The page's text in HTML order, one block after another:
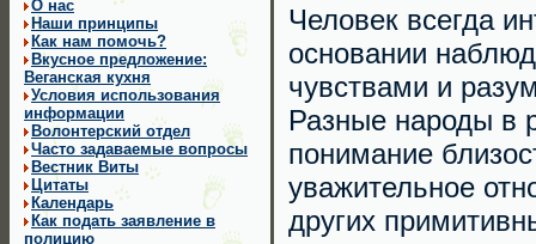
О нас
Наши принципы
Как нам помочь?
Вкусное предложение:
Веганская кухня
Условия использования
информации
Волонтерский отдел
Часто задаваемые вопросы
Вестник Виты
Цитаты
Календарь
Как подать заявление в
полицию
Человек всегда
основании
чувствами и
Разные народы в
понимание
уважительное
других